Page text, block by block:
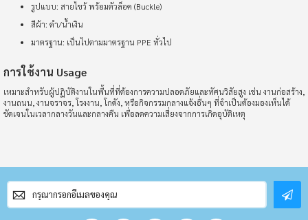
รูปแบบ: สายไขว้ พร้อมตัวล็อค (Buckle)
สีผ้า: ดำ/น้ำเงิน
มาตรฐาน: เป็นไปตามมาตรฐาน PPE ทั่วไป
การใช้งาน Usage
เหมาะสำหรับผู้ปฏิบัติงานในพื้นที่ที่ต้องการความปลอดภัยและทัศนวิสัยสูง เช่น งานก่อสร้าง,
งานถนน, งานจราจร, โรงงาน, โกดัง, หรือกิจกรรมกลางแจ้งอื่นๆ ที่จำเป็นต้องมองเห็นได้
ชัดเจนในเวลากลางวันและกลางคืน เพื่อลดความเสี่ยงจากการเกิดอุบัติเหตุ
สมัคร
สมาชิก
จดหมาย